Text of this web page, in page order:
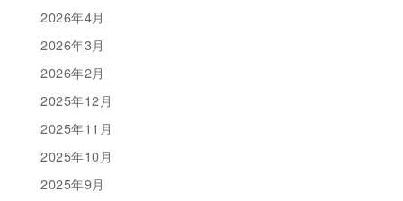
2026年4月
2026年3月
2026年2月
2025年12月
2025年11月
2025年10月
2025年9月